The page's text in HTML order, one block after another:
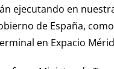
ejecutando en
de España,
en Expacio